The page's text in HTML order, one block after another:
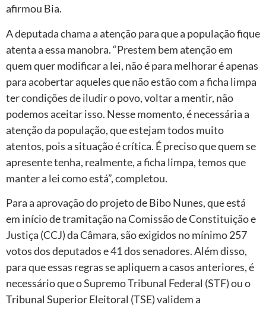
afirmou Bia.
A deputada chama a atenção para que a população fique
atenta a essa manobra. “Prestem bem atenção em
quem quer modificar a lei, não é para melhorar é apenas
para acobertar aqueles que não estão com a ficha limpa
ter condições de iludir o povo, voltar a mentir, não
podemos aceitar isso. Nesse momento, é necessária a
atenção da população, que estejam todos muito
atentos, pois a situação é crítica. É preciso que quem se
apresente tenha, realmente, a ficha limpa, temos que
manter a lei como está”, completou.
Para a aprovação do projeto de Bibo Nunes, que está
em início de tramitação na Comissão de Constituição e
Justiça (CCJ) da Câmara, são exigidos no mínimo 257
votos dos deputados e 41 dos senadores. Além disso,
para que essas regras se apliquem a casos anteriores, é
necessário que o Supremo Tribunal Federal (STF) ou o
Tribunal Superior Eleitoral (TSE) validem a